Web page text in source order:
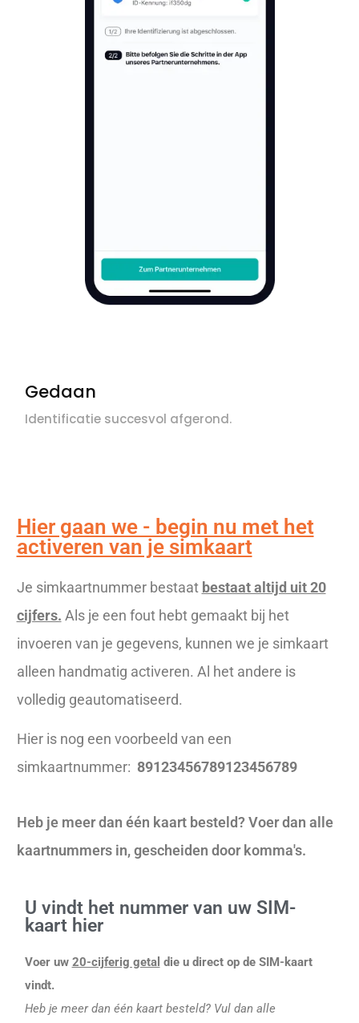
Gedaan
Identificatie succesvol afgerond.
Hier gaan we - begin nu met het
activeren van je simkaart
Je simkaartnummer bestaat bestaat altijd uit 20
cijfers. Als je een fout hebt gemaakt bij het
invoeren van je gegevens, kunnen we je simkaart
alleen handmatig activeren. Al het andere is
volledig geautomatiseerd.
Hier is nog een voorbeeld van een
simkaartnummer: 89123456789123456789
Heb je meer dan één kaart besteld? Voer dan alle
kaartnummers in, gescheiden door komma's.
U vindt het nummer van uw SIM-
kaart hier
Voer uw 20-cijferig getal die u direct op de SIM-kaart
vindt.
Heb je meer dan één kaart besteld? Vul dan alle